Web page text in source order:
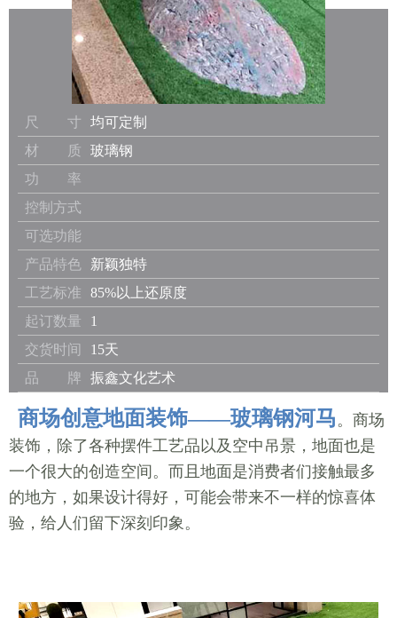
尺 寸
均可定制
材 质
玻璃钢
功 率
控制方式
可选功能
产品特色
新颖独特
工艺标准
85%以上还原度
起订数量
1
交货时间
15天
品 牌
振鑫文化艺术
商场创意地面装饰——玻璃钢河马。商场
装饰，除了各种摆件工艺品以及空中吊景，地面也是
一个很大的创造空间。而且地面是消费者们接触最多
的地方，如果设计得好，可能会带来不一样的惊喜体
验，给人们留下深刻印象。